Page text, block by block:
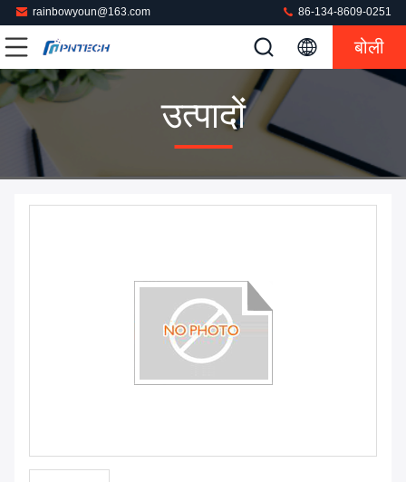
rainbowyoun@163.com 86-134-8609-0251
बोली
उत्पादों